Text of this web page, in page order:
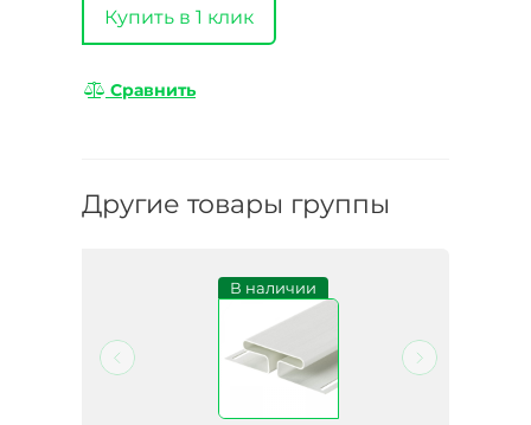
Купить в 1 клик
Сравнить
Другие товары группы
В наличии